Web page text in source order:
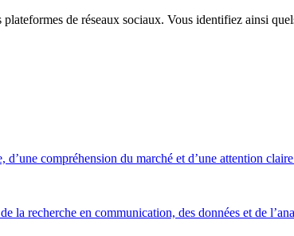
de réseaux sociaux. Vous identifiez ainsi
compréhension du marché et d’une attention
la recherche en communication, des données et de